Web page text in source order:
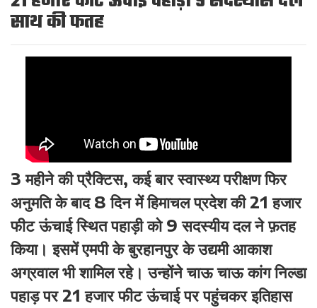
साथ की फतह
3 महीने की प्रैक्टिस, कई बार स्वास्थ्य परीक्षण फिर
अनुमति के बाद 8 दिन में हिमाचल प्रदेश की 21 हजार
फीट ऊंचाई स्थित पहाड़ी को 9 सदस्यीय दल ने फ़तह
किया। इसमें एमपी के बुरहानपुर के उद्यमी आकाश
अग्रवाल भी शामिल रहे। उन्होंने चाऊ चाऊ कांग निल्डा
पहाड़ पर 21 हजार फीट ऊंचाई पर पहुंचकर इतिहास